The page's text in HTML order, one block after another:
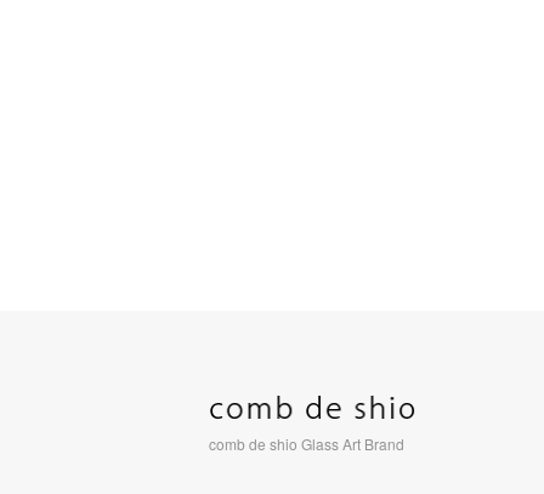
comb de shio Glass Art Brand